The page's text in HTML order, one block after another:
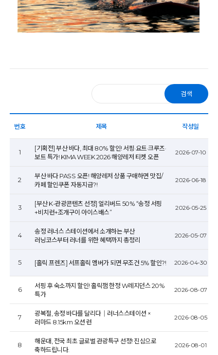
검색
번호 제목 작성일
1
[기획전] 부산 바다, 최대 80% 할인! 서핑·요트·크루즈·
보트 특가! KIMA WEEK 2026 해양레저 티켓 오픈
2026-07-10
2
부산 바다 PASS 오픈! 해양레저 상품 구매하면 맛집/
카페 할인쿠폰 자동지급?!
2026-06-18
3
[부산 K-관광콘텐츠 선정] 얼리버드 50% “송정 서핑
+비치런+조개구이·아이스배스”
2026-05-25
4
송정 러너스 스테이션에서 소개하는 부산
러닝코스부터 러너를 위한 혜택까지 총정리
2026-05-07
5 [홀릭 프렌즈] 서프홀릭 멤버가 되면 무조건 5% 할인?! 2026-04-30
6
서핑 후 숙소까지 할인! 홀릭잼 한정 W레지던스 20%
특가
2026-08-07
7
광복절, 송정 바다를 달리다｜러너스스테이션 ×
러마드 8.15km 오션 런
2026-08-05
8
해운대, 전국 최초 글로벌 관광특구 선정! 진심으로
축하드립니다.
2026-08-01